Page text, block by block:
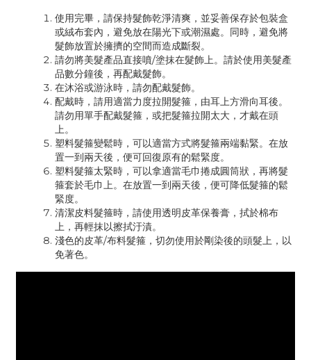
使用完畢，請保持髮飾乾淨清爽，並妥善保存於包裝盒
或絨布套內，避免放在陽光下或潮濕處。同時，避免將
髮飾放置於擁擠的空間而造成斷裂。
請勿將美髮產品直接噴/塗抹在髮飾上。請於使用美髮產
品數分鐘後，再配戴髮飾。
在沐浴或游泳時，請勿配戴髮飾。
配戴時，請用適當力度拉開髮箍，由耳上方滑向耳後。
請勿用單手配戴髮箍，或把髮箍拉開太大，才戴在頭
上。
塑料髮箍變鬆時，可以適當方式將髮箍兩端黏緊。在放
置一到兩天後，便可回復原有的鬆緊度。
塑料髮箍太緊時，可以拿適當毛巾捲成圓筒狀，再將髮
箍套於毛巾上。在放置一到兩天後，便可降低髮箍的鬆
緊度。
清潔皮料髮箍時，請使用透明皮革保養膏，拭於棉布
上，再輕抹以擦拭汙漬。
淺色的皮革/布料髮箍，切勿使用於剛染後的頭髮上，以
免著色。